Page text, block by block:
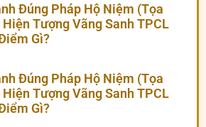
Đúng Pháp Hộ Niệm (Tọa
Tượng Vãng Sanh TPCL
Gì?
Đúng Pháp Hộ Niệm (Tọa
Tượng Vãng Sanh TPCL
Gì?